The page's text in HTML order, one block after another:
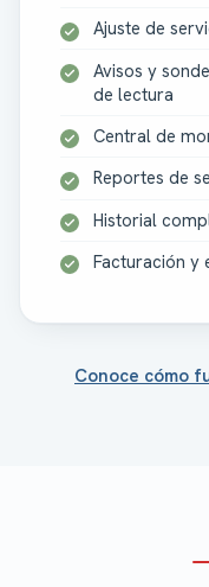
Ajuste de
Avisos y
de lectura
Central de
Reportes de
Historial
Facturación y
Conoce cómo